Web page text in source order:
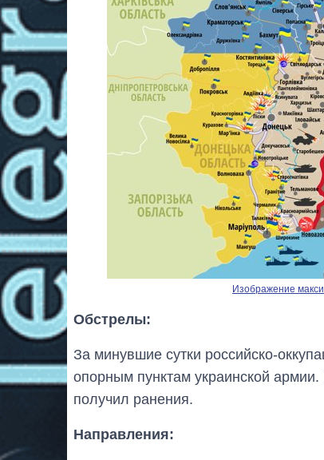
Изображение
Обстрелы:
За минувшие сутки российско-
опорным пунктам украинской
получил ранения.
Направления: